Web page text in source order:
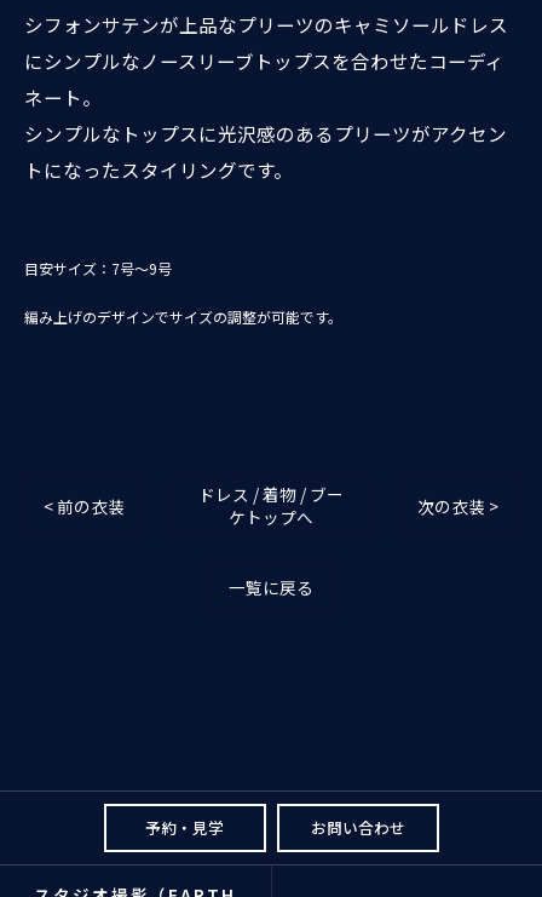
シフォンサテンが上品なプリーツのキャミソールドレス
にシンプルなノースリーブトップスを合わせたコーディ
ネート。
シンプルなトップスに光沢感のあるプリーツがアクセン
トになったスタイリングです。
目安サイズ：7号～9号
編み上げのデザインでサイズの調整が可能です。
< 前の衣装
ドレス / 着物 / ブー
ケトップへ
次の衣装 >
一覧に戻る
予約・見学 お問い合わせ